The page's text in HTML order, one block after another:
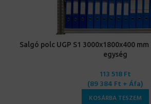
Salgó polc UGP S1 3000x1800x400
egység
113 518Ft
(89 384 Ft + Áfa)
KOSÁRBA TESZEM